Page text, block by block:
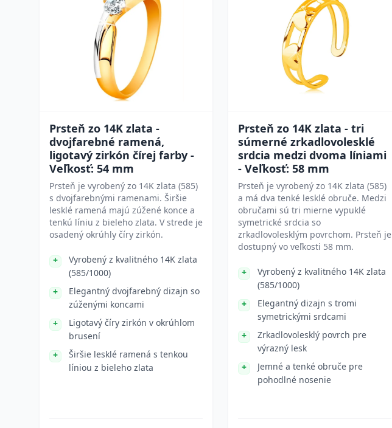
Prsteň zo 14K zlata -
dvojfarebné ramená,
ligotavý zirkón čírej farby -
Veľkosť: 54 mm
Prsteň je vyrobený zo 14K zlata (585)
s dvojfarebnými ramenami. Širšie
lesklé ramená majú zúžené konce a
tenkú líniu z bieleho zlata. V strede je
osadený okrúhly číry zirkón.
Vyrobený z kvalitného 14K zlata
(585/1000)
Elegantný dvojfarebný dizajn so
zúženými koncami
Ligotavý číry zirkón v okrúhlom
brusení
Širšie lesklé ramená s tenkou
líniou z bieleho zlata
Prsteň zo 14K zlata - tri
súmerné zrkadlovolesklé
srdcia medzi dvoma líniami
- Veľkosť: 58 mm
Prsteň je vyrobený zo 14K zlata (585)
a má dva tenké lesklé obruče. Medzi
obručami sú tri mierne vypuklé
symetrické srdcia so
zrkadlovolesklým povrchom. Prsteň je
dostupný vo veľkosti 58 mm.
Vyrobený z kvalitného 14K zlata
(585/1000)
Elegantný dizajn s tromi
symetrickými srdcami
Zrkadlovolesklý povrch pre
výrazný lesk
Jemné a tenké obruče pre
pohodlné nosenie